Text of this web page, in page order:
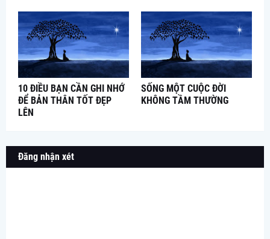
10 ĐIỀU BẠN CẦN GHI NHỚ
ĐỂ BẢN THÂN TỐT ĐẸP
LÊN
SỐNG MỘT CUỘC ĐỜI
KHÔNG TẦM THƯỜNG
Đăng nhận xét